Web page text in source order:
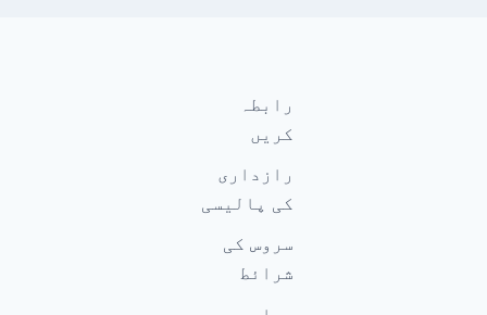
رابطہ
کریں
رازداری
کی پالیسی
سروس کی
شرائط